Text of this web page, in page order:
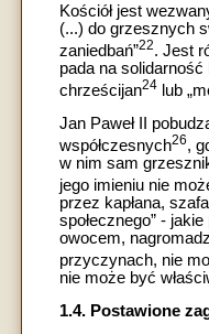
Kościół jest
(...) do grzesznych
zaniedbań”22. Jest
pada na
chrześcijan24 lub
Jan Paweł II
współczesnych26,
w nim sam
jego imieniu nie
przez kapłana,
społecznego” -
owocem,
przyczynach, nie
nie może być
1.4. Postawione